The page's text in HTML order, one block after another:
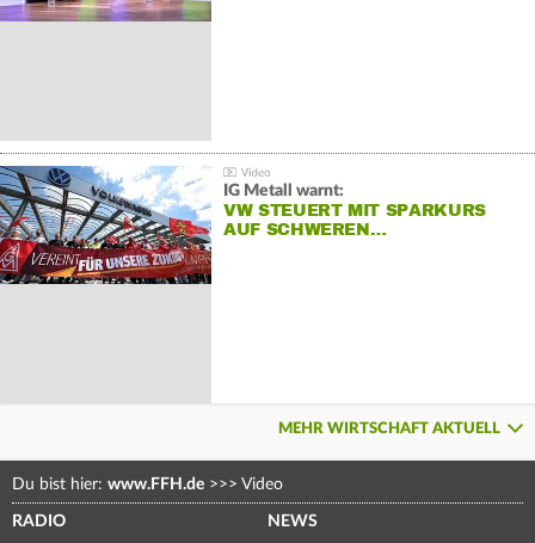
IG Metall warnt:
VW STEUERT MIT SPARKURS
AUF SCHWEREN…
MEHR WIRTSCHAFT AKTUELL
Du bist hier: www.FFH.de >>> Video
RADIO NEWS